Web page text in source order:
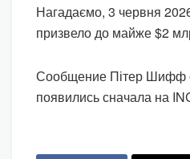
Нагадаємо, 3 червня
призвело до майже $2
Сообщение Пітер Шифф
появились сначала на